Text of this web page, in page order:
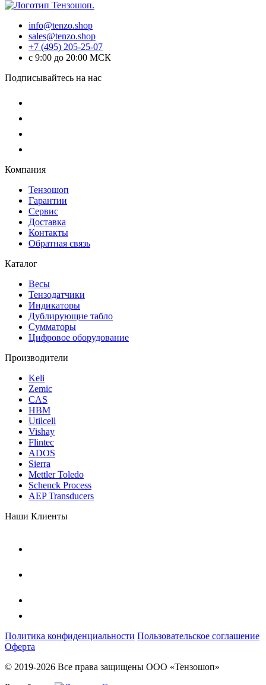
info@tenzo.shop
sales@tenzo.shop
+7 (495) 205-25-07
с 9:00 до 20:00 МСК
Подписывайтесь на нас
Компания
Тензошоп
Гарантии
Сервис
Доставка
Контакты
Обратная связь
Каталог
Весы
Тензодатчики
Индикаторы
Дублирующие табло
Сумматоры
Цифровое оборудование
Производители
Keli
Zemic
CAS
HBM
Utilcell
Vishay
Flintec
ADOS
Sierra
Mettler Toledo
Schenck Process
AEP Transducers
Наши Клиенты
Политика конфиденциальности Пользовательское соглашение
Оферта
© 2019-2026 Все права защищены ООО «Тензошоп»